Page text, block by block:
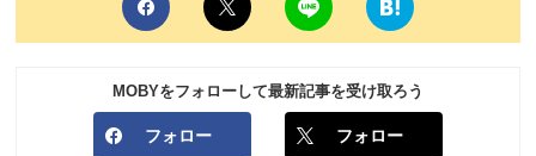
MOBYをフォローして最新記事を受け取ろう
フォロー フォロー